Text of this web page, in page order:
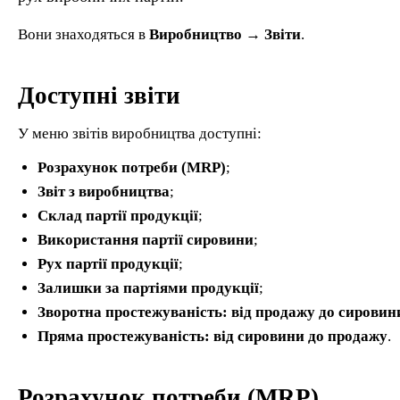
Вони знаходяться в Виробництво → Звіти.
Доступні звіти
У меню звітів виробництва доступні:
Розрахунок потреби (MRP);
Звіт з виробництва;
Склад партії продукції;
Використання партії сировини;
Рух партії продукції;
Залишки за партіями продукції;
Зворотна простежуваність: від продажу до
Пряма простежуваність: від сировини до продажу.